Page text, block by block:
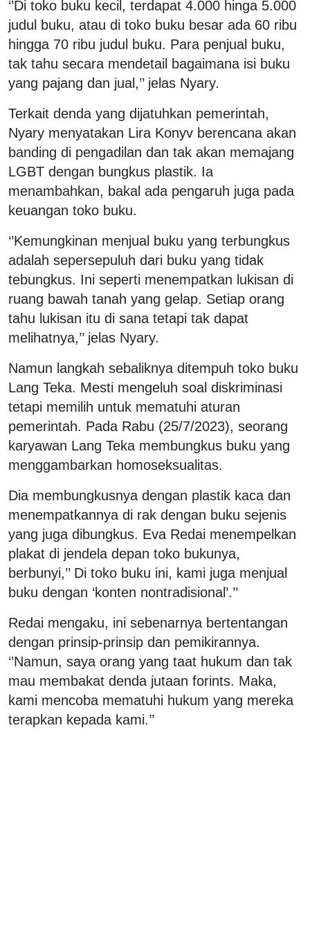
‘’Di toko buku kecil, terdapat 4.000 hinga 5.000
judul buku, atau di toko buku besar ada 60 ribu
hingga 70 ribu judul buku. Para penjual buku,
tak tahu secara mendetail bagaimana isi buku
yang pajang dan jual,’’ jelas Nyary.
Terkait denda yang dijatuhkan pemerintah,
Nyary menyatakan Lira Konyv berencana akan
banding di pengadilan dan tak akan memajang
LGBT dengan bungkus plastik. Ia
menambahkan, bakal ada pengaruh juga pada
keuangan toko buku.
‘’Kemungkinan menjual buku yang terbungkus
adalah sepersepuluh dari buku yang tidak
tebungkus. Ini seperti menempatkan lukisan di
ruang bawah tanah yang gelap. Setiap orang
tahu lukisan itu di sana tetapi tak dapat
melihatnya,’’ jelas Nyary.
Namun langkah sebaliknya ditempuh toko buku
Lang Teka. Mesti mengeluh soal diskriminasi
tetapi memilih untuk mematuhi aturan
pemerintah. Pada Rabu (25/7/2023), seorang
karyawan Lang Teka membungkus buku yang
menggambarkan homoseksualitas.
Dia membungkusnya dengan plastik kaca dan
menempatkannya di rak dengan buku sejenis
yang juga dibungkus. Eva Redai menempelkan
plakat di jendela depan toko bukunya,
berbunyi,’’ Di toko buku ini, kami juga menjual
buku dengan ‘konten nontradisional’.’’
Redai mengaku, ini sebenarnya bertentangan
dengan prinsip-prinsip dan pemikirannya.
‘’Namun, saya orang yang taat hukum dan tak
mau membakat denda jutaan forints. Maka,
kami mencoba mematuhi hukum yang mereka
terapkan kepada kami.’’